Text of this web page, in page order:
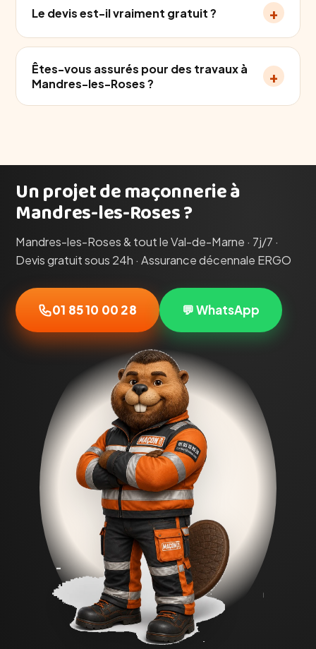
Le devis est-il vraiment gratuit ? +
Êtes-vous assurés pour des travaux à
Mandres-les-Roses ?
+
Un projet de maçonnerie à
Mandres-les-Roses ?
Mandres-les-Roses & tout le Val-de-Marne · 7j/7 ·
Devis gratuit sous 24h · Assurance décennale ERGO
01 85 10 00 28 💬 WhatsApp